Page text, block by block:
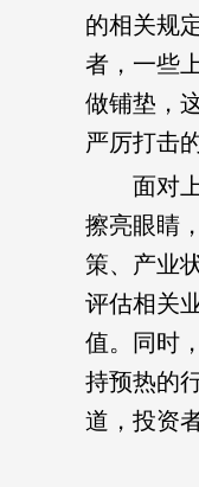
的相关规
者，一些
做铺垫，
严厉打击
面对
擦亮眼睛
策、产业
评估相关
值。同时
持预热的
道，投资